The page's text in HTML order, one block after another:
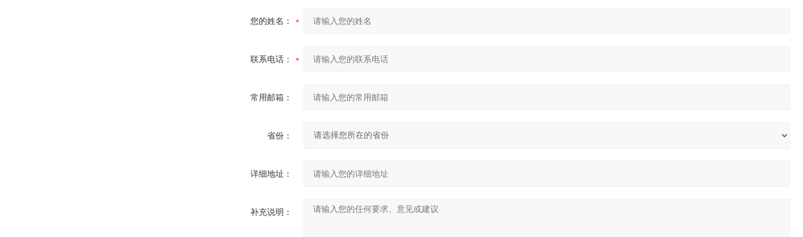
您的姓名：
联系电话：
常用邮箱：
省份：
详细地址：
补充说明：